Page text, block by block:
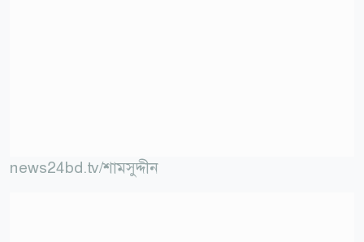
news24bd.tv/শামসুদ্দীন